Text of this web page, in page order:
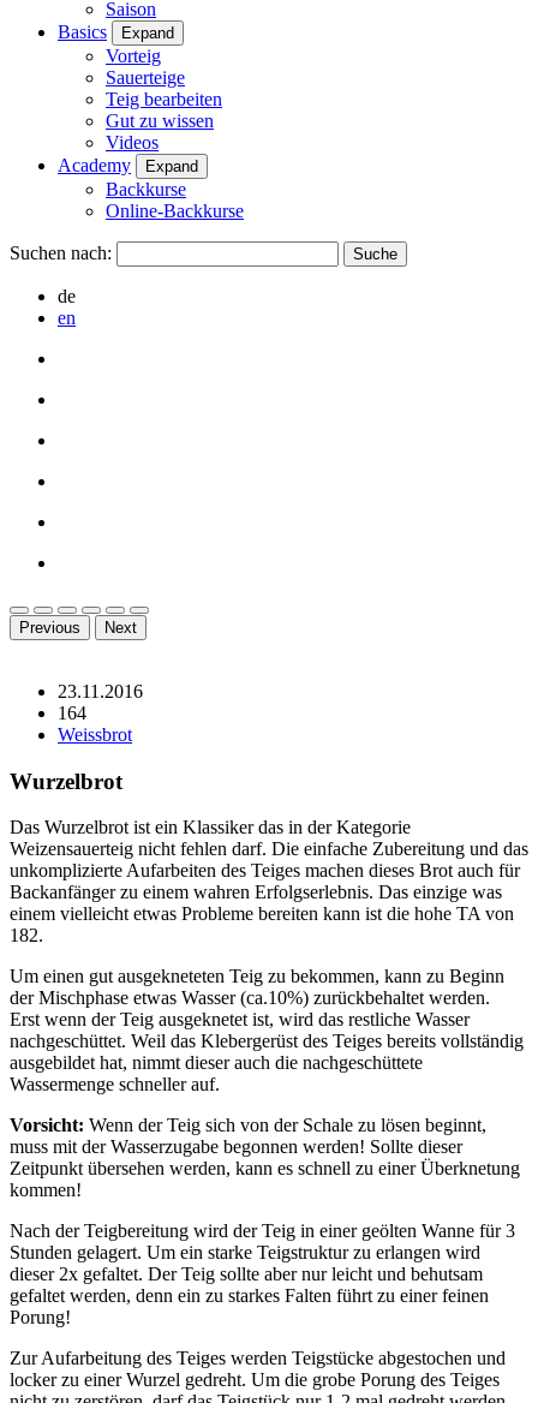
Saison
Basics
Expand
Vorteig
Sauerteige
Teig bearbeiten
Gut zu wissen
Videos
Academy
Expand
Backkurse
Online-Backkurse
Suchen nach:
de
en
Previous Next
23.11.2016
164
Weissbrot
Wurzelbrot
Das Wurzelbrot ist ein Klassiker das in der Kategorie
Weizensauerteig nicht fehlen darf. Die einfache Zubereitung und das
unkomplizierte Aufarbeiten des Teiges machen dieses Brot auch für
Backanfänger zu einem wahren Erfolgserlebnis. Das einzige was
einem vielleicht etwas Probleme bereiten kann ist die hohe TA von
182.
Um einen gut ausgekneteten Teig zu bekommen, kann zu Beginn
der Mischphase etwas Wasser (ca.10%) zurückbehaltet werden.
Erst wenn der Teig ausgeknetet ist, wird das restliche Wasser
nachgeschüttet. Weil das Klebergerüst des Teiges bereits vollständig
ausgebildet hat, nimmt dieser auch die nachgeschüttete
Wassermenge schneller auf.
Vorsicht: Wenn der Teig sich von der Schale zu lösen beginnt,
muss mit der Wasserzugabe begonnen werden! Sollte dieser
Zeitpunkt übersehen werden, kann es schnell zu einer Überknetung
kommen!
Nach der Teigbereitung wird der Teig in einer geölten Wanne für 3
Stunden gelagert. Um ein starke Teigstruktur zu erlangen wird
dieser 2x gefaltet. Der Teig sollte aber nur leicht und behutsam
gefaltet werden, denn ein zu starkes Falten führt zu einer feinen
Porung!
Zur Aufarbeitung des Teiges werden Teigstücke abgestochen und
locker zu einer Wurzel gedreht. Um die grobe Porung des Teiges